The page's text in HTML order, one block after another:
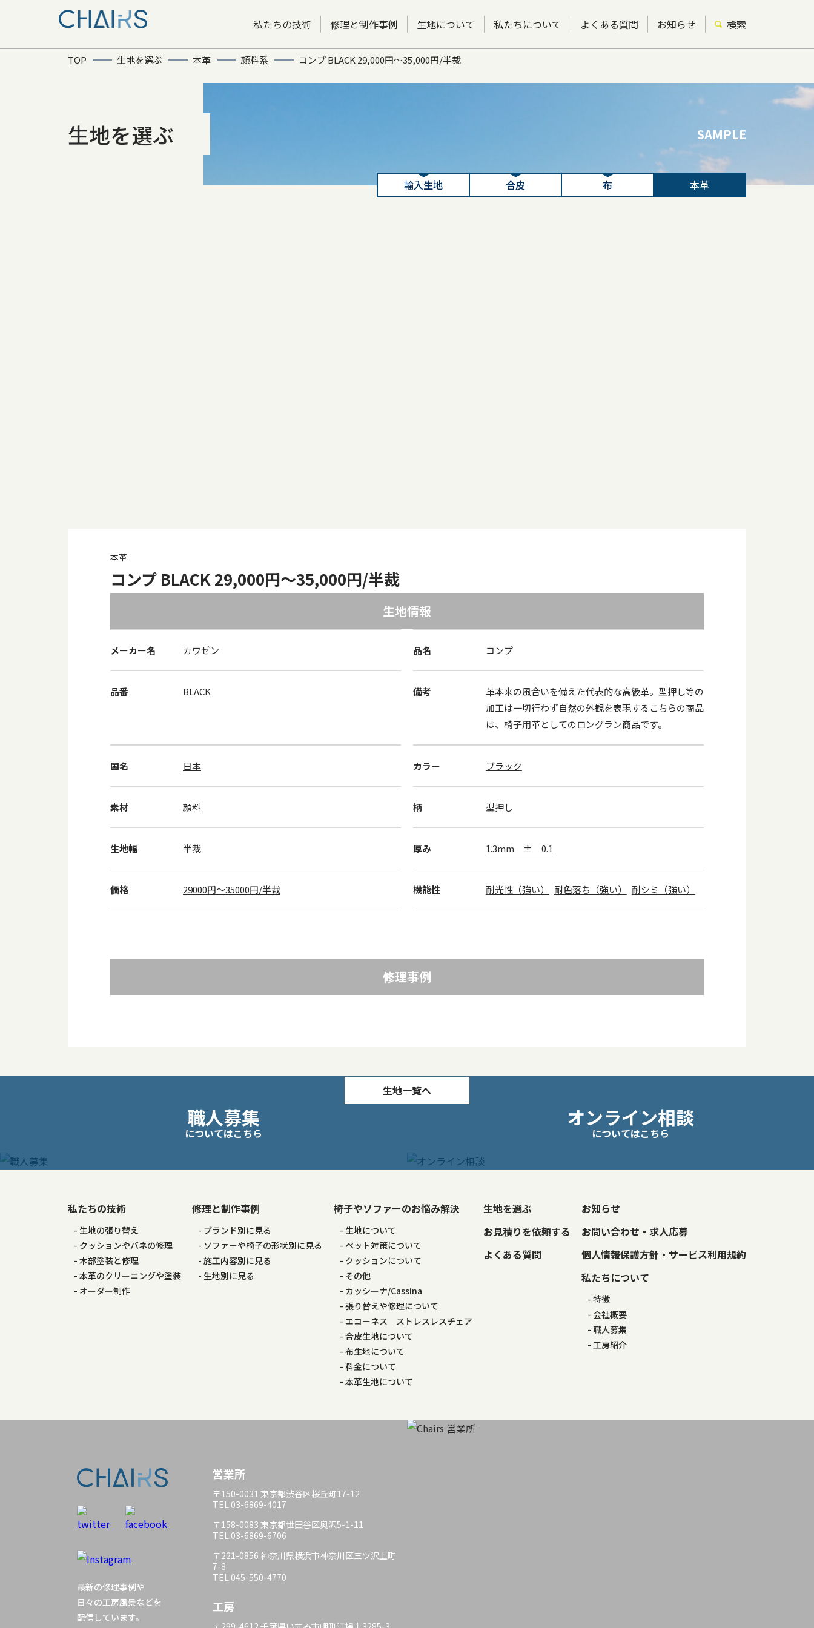
私たちの技術 修理と制作事例 生地について 私たちについて よくある質問 お知らせ 検索
TOP 生地を選ぶ 本革 顔料系 コンプ BLACK 29,000円～35,000円/半裁
生地を選ぶ SAMPLE
輸入生地 合皮 布 本革
本革
コンプ BLACK 29,000円～35,000円/半裁
生地情報
メーカー名 カワゼン 品名 コンプ
品番 BLACK 備考
革本来の風合いを備えた代表的な高級革。型押し等の
加工は一切行わず自然の外観を表現するこちらの商品
は、椅子用革としてのロングラン商品です。
国名 日本 カラー ブラック
素材 顔料 柄 型押し
生地幅 半裁 厚み 1.3mm ± 0.1
価格 29000円～35000円/半裁 機能性 耐光性（強い） 耐色落ち（強い） 耐シミ（強い）
修理事例
ゲ
ー
シ
生地一覧へ
職人募集
についてはこちら
オンライン相談
についてはこちら
私たちの技術
生地の張り替え
クッションやバネの修理
木部塗装と修理
本革のクリーニングや塗装
オーダー制作
修理と制作事例
ブランド別に見る
ソファーや椅子の形状別に見る
施工内容別に見る
生地別に見る
椅子やソファーのお悩み解決
生地について
ペット対策について
クッションについて
その他
カッシーナ/Cassina
張り替えや修理について
エコーネス ストレスレスチェア
合皮生地について
布生地について
料金について
本革生地について
生地を選ぶ
お見積りを依頼する
よくある質問
お知らせ
お問い合わせ・求人応募
個人情報保護方針・サービス利用規約
私たちについて
特徴
会社概要
職人募集
工房紹介
最新の修理事例や
日々の工房風景などを
配信しています。
営業所
〒150-0031 東京都渋谷区桜丘町17-12
TEL 03-6869-4017
〒158-0083 東京都世田谷区奥沢5-1-11
TEL 03-6869-6706
〒221-0856 神奈川県横浜市神奈川区三ツ沢上町
7-8
TEL 045-550-4770
工房